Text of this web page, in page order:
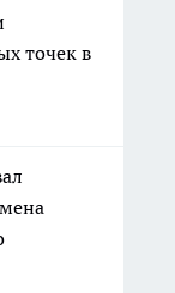
точек в